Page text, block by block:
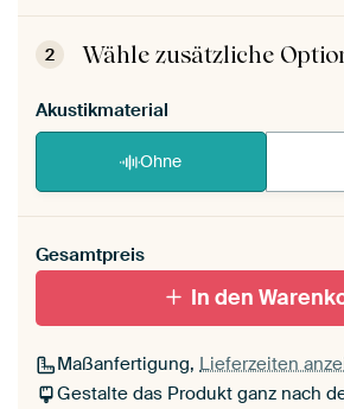
Dein ArtFrame ist im
aufgebaut.Montageanleitung
2 Wähle zusätzliche
Akustikmaterial
Ohne
Gesamtpreis
In den
Maßanfertigung, Lieferzeiten
Gestalte das Produkt ganz nach